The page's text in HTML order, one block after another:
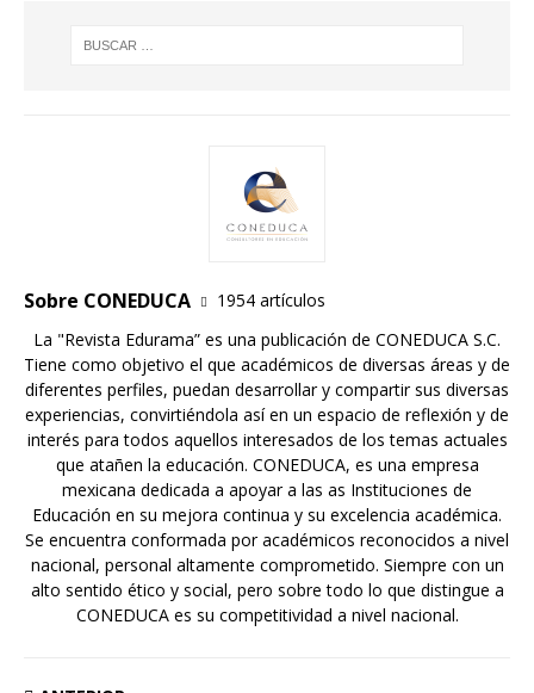
Sobre CONEDUCA
1954 artículos
La "Revista Edurama” es una publicación de CONEDUCA S.C.
Tiene como objetivo el que académicos de diversas áreas y de
diferentes perfiles, puedan desarrollar y compartir sus diversas
experiencias, convirtiéndola así en un espacio de reflexión y de
interés para todos aquellos interesados de los temas actuales
que atañen la educación. CONEDUCA, es una empresa
mexicana dedicada a apoyar a las as Instituciones de
Educación en su mejora continua y su excelencia académica.
Se encuentra conformada por académicos reconocidos a nivel
nacional, personal altamente comprometido. Siempre con un
alto sentido ético y social, pero sobre todo lo que distingue a
CONEDUCA es su competitividad a nivel nacional.